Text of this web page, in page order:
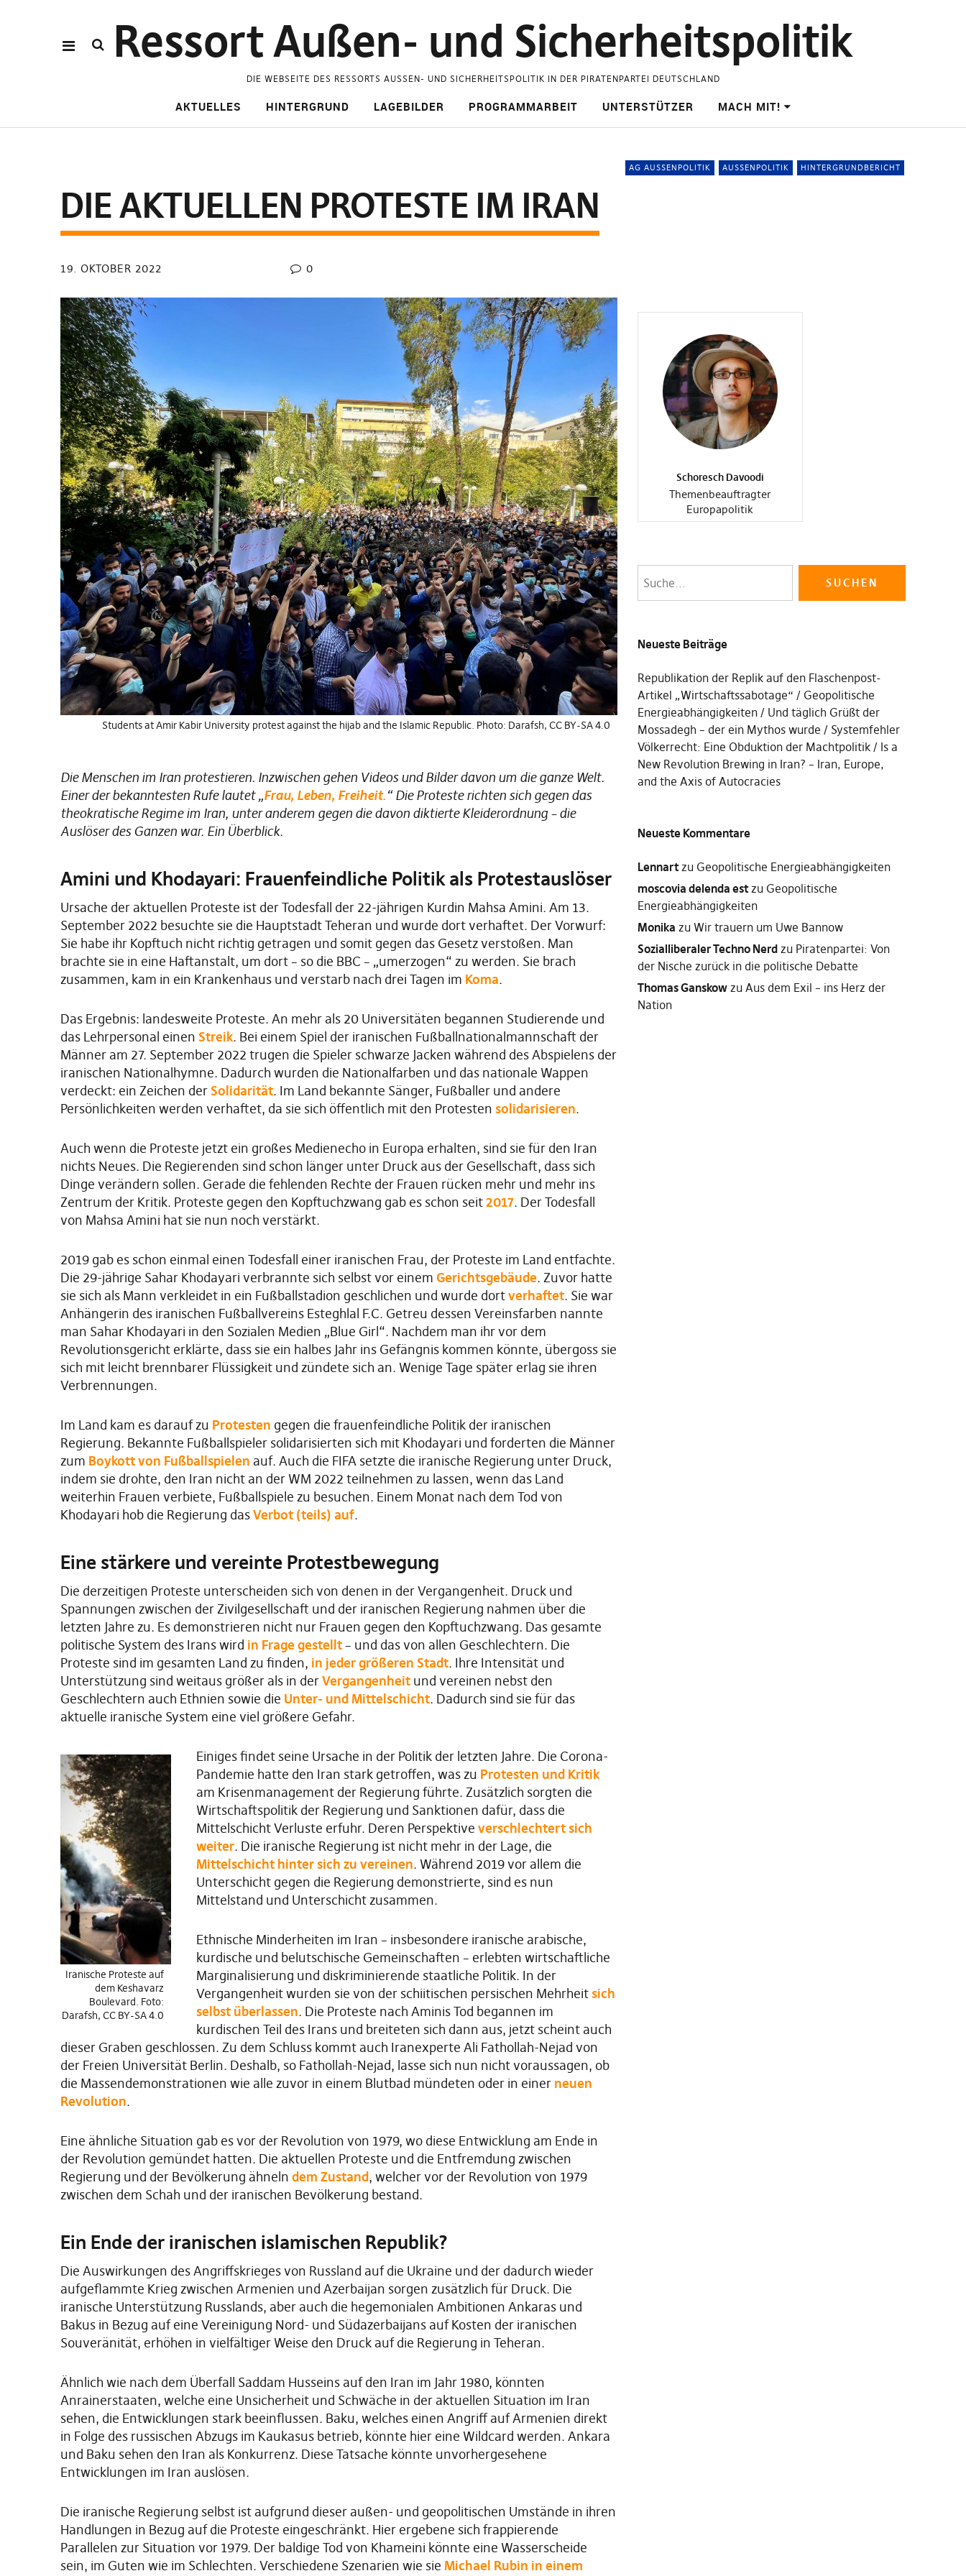
Ressort Außen- und Sicherheitspolitik
DIE WEBSEITE DES RESSORTS AUSSEN- UND SICHERHEITSPOLITIK IN DER PIRATENPARTEI DEUTSCHLAND
AKTUELLES HINTERGRUND LAGEBILDER PROGRAMMARBEIT UNTERSTÜTZER MACH MIT!
AG AUSSENPOLITIK AUSSENPOLITIK HINTERGRUNDBERICHT
DIE AKTUELLEN PROTESTE IM IRAN
19. OKTOBER 2022 0
Students at Amir Kabir University protest against the hijab and the Islamic Republic. Photo: Darafsh, CC BY-SA 4.0
Die Menschen im Iran protestieren. Inzwischen gehen Videos und Bilder davon um die ganze Welt.
Einer der bekanntesten Rufe lautet „Frau, Leben, Freiheit.“ Die Proteste richten sich gegen das
theokratische Regime im Iran, unter anderem gegen die davon diktierte Kleiderordnung – die
Auslöser des Ganzen war. Ein Überblick.
Amini und Khodayari: Frauenfeindliche Politik als Protestauslöser
Ursache der aktuellen Proteste ist der Todesfall der 22-jährigen Kurdin Mahsa Amini. Am 13.
September 2022 besuchte sie die Hauptstadt Teheran und wurde dort verhaftet. Der Vorwurf:
Sie habe ihr Kopftuch nicht richtig getragen und somit gegen das Gesetz verstoßen. Man
brachte sie in eine Haftanstalt, um dort – so die BBC – „umerzogen“ zu werden. Sie brach
zusammen, kam in ein Krankenhaus und verstarb nach drei Tagen im Koma.
Das Ergebnis: landesweite Proteste. An mehr als 20 Universitäten begannen Studierende und
das Lehrpersonal einen Streik. Bei einem Spiel der iranischen Fußballnationalmannschaft der
Männer am 27. September 2022 trugen die Spieler schwarze Jacken während des Abspielens der
iranischen Nationalhymne. Dadurch wurden die Nationalfarben und das nationale Wappen
verdeckt: ein Zeichen der Solidarität. Im Land bekannte Sänger, Fußballer und andere
Persönlichkeiten werden verhaftet, da sie sich öffentlich mit den Protesten solidarisieren.
Auch wenn die Proteste jetzt ein großes Medienecho in Europa erhalten, sind sie für den Iran
nichts Neues. Die Regierenden sind schon länger unter Druck aus der Gesellschaft, dass sich
Dinge verändern sollen. Gerade die fehlenden Rechte der Frauen rücken mehr und mehr ins
Zentrum der Kritik. Proteste gegen den Kopftuchzwang gab es schon seit 2017. Der Todesfall
von Mahsa Amini hat sie nun noch verstärkt.
2019 gab es schon einmal einen Todesfall einer iranischen Frau, der Proteste im Land entfachte.
Die 29-jährige Sahar Khodayari verbrannte sich selbst vor einem Gerichtsgebäude. Zuvor hatte
sie sich als Mann verkleidet in ein Fußballstadion geschlichen und wurde dortverhaftet. Sie war
Anhängerin des iranischen Fußballvereins Esteghlal F.C. Getreu dessen Vereinsfarben nannte
man Sahar Khodayari in den Sozialen Medien „Blue Girl“. Nachdem man ihr vor dem
Revolutionsgericht erklärte, dass sie ein halbes Jahr ins Gefängnis kommen könnte, übergoss sie
sich mit leicht brennbarer Flüssigkeit und zündete sich an. Wenige Tage später erlag sie ihren
Verbrennungen.
Im Land kam es darauf zu Protesten gegen die frauenfeindliche Politik der iranischen
Regierung. Bekannte Fußballspieler solidarisierten sich mit Khodayari und forderten die Männer
zum Boykott von Fußballspielen auf. Auch die FIFA setzte die iranische Regierung unter Druck,
indem sie drohte, den Iran nicht an der WM 2022 teilnehmen zu lassen, wenn das Land
weiterhin Frauen verbiete, Fußballspiele zu besuchen. Einem Monat nach dem Tod von
Khodayari hob die Regierung dasVerbot (teils) auf.
Eine stärkere und vereinte Protestbewegung
Die derzeitigen Proteste unterscheiden sich von denen in der Vergangenheit. Druck und
Spannungen zwischen der Zivilgesellschaft und der iranischen Regierung nahmen über die
letzten Jahre zu. Es demonstrieren nicht nur Frauen gegen den Kopftuchzwang. Das gesamte
politische System des Irans wird in Frage gestellt– und das von allen Geschlechtern. Die
Proteste sind im gesamten Land zu finden, in jeder größeren Stadt. Ihre Intensität und
Unterstützung sind weitaus größer als in derVergangenheit und vereinen nebst den
Geschlechtern auch Ethnien sowie die Unter- und Mittelschicht. Dadurch sind sie für das
aktuelle iranische System eine viel größere Gefahr.
Iranische Proteste auf
dem Keshavarz
Boulevard. Foto:
Darafsh, CC BY-SA 4.0
Einiges findet seine Ursache in der Politik der letzten Jahre. Die Corona-
Pandemie hatte den Iran stark getroffen, was zu Protesten und Kritik
am Krisenmanagement der Regierung führte. Zusätzlich sorgten die
Wirtschaftspolitik der Regierung und Sanktionen dafür, dass die
Mittelschicht Verluste erfuhr. Deren Perspektive verschlechtert sich
weiter. Die iranische Regierung ist nicht mehr in der Lage, die
Mittelschicht hinter sich zu vereinen. Während 2019 vor allem die
Unterschicht gegen die Regierung demonstrierte, sind es nun
Mittelstand und Unterschicht zusammen.
Ethnische Minderheiten im Iran – insbesondere iranische arabische,
kurdische und belutschische Gemeinschaften – erlebten wirtschaftliche
Marginalisierung und diskriminierende staatliche Politik. In der
Vergangenheit wurden sie von der schiitischen persischen Mehrheitsich
selbst überlassen. Die Proteste nach Aminis Tod begannen im
kurdischen Teil des Irans und breiteten sich dann aus, jetzt scheint auch
dieser Graben geschlossen. Zu dem Schluss kommt auch Iranexperte Ali Fathollah-Nejad von
der Freien Universität Berlin. Deshalb, so Fathollah-Nejad, lasse sich nun nicht voraussagen, ob
die Massendemonstrationen wie alle zuvor in einem Blutbad mündeten oder in einer neuen
Revolution.
Eine ähnliche Situation gab es vor der Revolution von 1979, wo diese Entwicklung am Ende in
der Revolution gemündet hatten. Die aktuellen Proteste und die Entfremdung zwischen
Regierung und der Bevölkerung ähneln dem Zustand, welcher vor der Revolution von 1979
zwischen dem Schah und der iranischen Bevölkerung bestand.
Ein Ende der iranischen islamischen Republik?
Die Auswirkungen des Angriffskrieges von Russland auf die Ukraine und der dadurch wieder
aufgeflammte Krieg zwischen Armenien und Azerbaijan sorgen zusätzlich für Druck. Die
iranische Unterstützung Russlands, aber auch die hegemonialen Ambitionen Ankaras und
Bakus in Bezug auf eine Vereinigung Nord- und Südazerbaijans auf Kosten der iranischen
Souveränität, erhöhen in vielfältiger Weise den Druck auf die Regierung in Teheran.
Ähnlich wie nach dem Überfall Saddam Husseins auf den Iran im Jahr 1980, könnten
Anrainerstaaten, welche eine Unsicherheit und Schwäche in der aktuellen Situation im Iran
sehen, die Entwicklungen stark beeinflussen. Baku, welches einen Angriff auf Armenien direkt
in Folge des russischen Abzugs im Kaukasus betrieb, könnte hier eine Wildcard werden. Ankara
und Baku sehen den Iran als Konkurrenz. Diese Tatsache könnte unvorhergesehene
Entwicklungen im Iran auslösen.
Die iranische Regierung selbst ist aufgrund dieser außen- und geopolitischen Umstände in ihren
Handlungen in Bezug auf die Proteste eingeschränkt. Hier ergebene sich frappierende
Parallelen zur Situation vor 1979. Der baldige Tod von Khameini könnte eine Wasserscheide
sein, im Guten wie im Schlechten. Verschiedene Szenarien wie sie Michael Rubin in einem
Schoresch Davoodi
Themenbeauftragter
Europapolitik
Neueste Beiträge
Republikation der Replik auf den Flaschenpost-
Artikel „Wirtschaftssabotage“
Geopolitische
Energieabhängigkeiten
Und täglich Grüßt der
Mossadegh – der ein Mythos wurde
Systemfehler
Völkerrecht: Eine Obduktion der Machtpolitik
Is a
New Revolution Brewing in Iran? – Iran, Europe,
and the Axis of Autocracies
Neueste Kommentare
Lennartzu Geopolitische Energieabhängigkeiten
moscovia delenda estzu Geopolitische
Energieabhängigkeiten
Monika zu Wir trauern um Uwe Bannow
Sozialliberaler Techno Nerdzu Piratenpartei: Von
der Nische zurück in die politische Debatte
Thomas Ganskowzu Aus dem Exil – ins Herz der
Nation